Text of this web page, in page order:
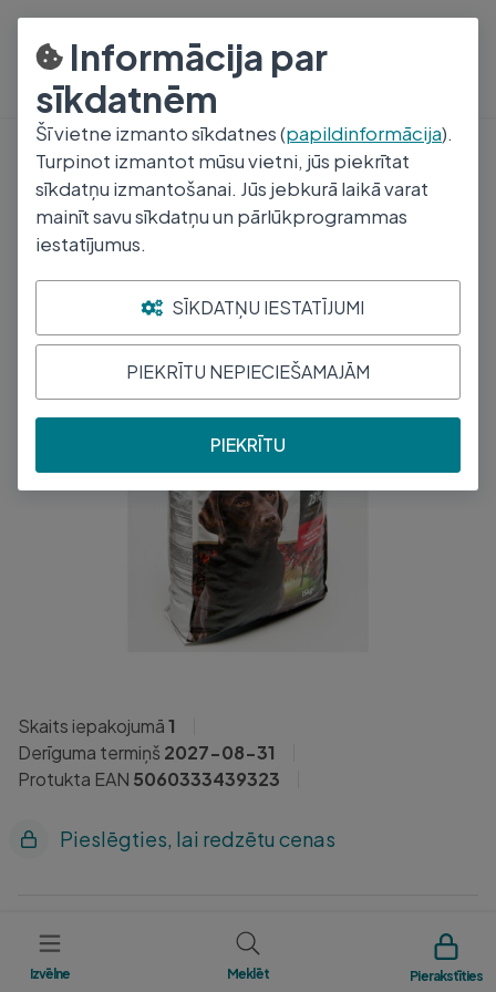
P-Pk 9-17
Izvēlne Meklēt Pierakstīties
Produkti
APP SUŅU/L SAUSĀ BAR VISTA 15KG
/DD4515LBA
Skaits iepakojumā1
Derīguma termiņš 2027-08-31
Protukta EAN 5060333439323
Pieslēgties, lai redzētu cenas
Informācija par
sīkdatnēm
Šī vietne izmanto sīkdatnes (papildinformācija).
Turpinot izmantot mūsu vietni, jūs piekrītat
sīkdatņu izmantošanai. Jūs jebkurā laikā varat
mainīt savu sīkdatņu un pārlūkprogrammas
iestatījumus.
SĪKDATŅU IESTATĪJUMI
PIEKRĪTU NEPIECIEŠAMAJĀM
PIEKRĪTU